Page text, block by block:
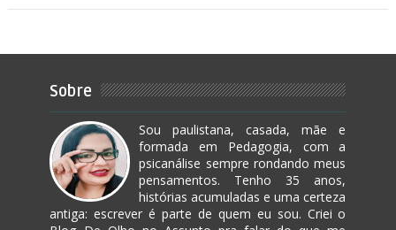
Sobre
Sou paulistana, casada, mãe e
formada em Pedagogia, com a
psicanálise sempre rondando meus
pensamentos. Tenho 35 anos,
histórias acumuladas e uma certeza
antiga: escrever é parte de quem eu sou. Criei o